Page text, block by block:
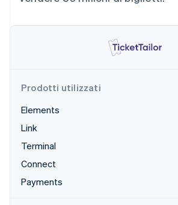
Financial
Altro
Scopri cosa ti aspetta
Radar
Prevenzione delle frodi
Atlas
Costituzione di start-up
Media e
Organizzazioni non
profit
amministrazione
Esempi di codice
Blog per sviluppatori
Diventa nostro partner
Prodotti utilizzati
Elements
Link
Terminal
Connect
Payments